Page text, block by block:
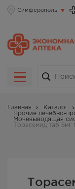
Симферополь
Главная
Каталог
Прочие лечебно-
Мочевыводящая
Торасемид таб